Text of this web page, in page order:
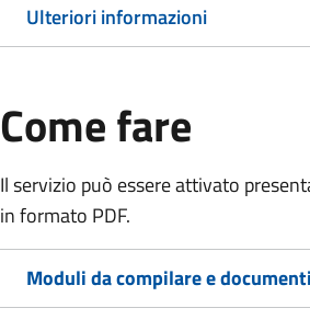
Ulteriori informazioni
Come fare
Il servizio può essere attivato
in formato PDF.
Moduli da compilare e